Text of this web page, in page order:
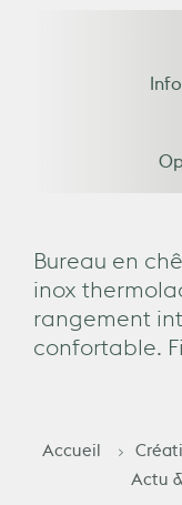
Bureau en
inox
rangement
confortable.
Accueil
Actu